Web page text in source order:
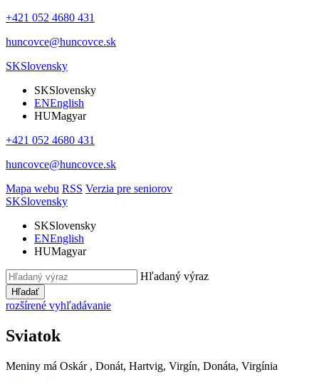
+421 052 4680 431
huncovce@huncovce.sk
SKSlovensky
SKSlovensky
ENEnglish
HUMagyar
+421 052 4680 431
huncovce@huncovce.sk
Mapa webu RSS Verzia pre seniorov
SKSlovensky
SKSlovensky
ENEnglish
HUMagyar
Hľadaný výraz
Hľadať
rozšírené vyhľadávanie
Sviatok
Meniny má Oskár , Donát, Hartvig, Virgín, Donáta, Virgínia